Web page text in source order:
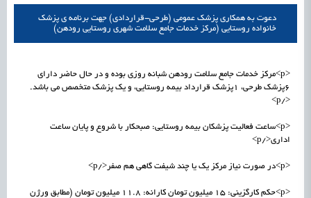
دعوت به همکاری پزشک عمومی (طرحی-قراردادی) جهت برنامه ی پزشک
خانواده روستایی (مرکز خدمات جامع سلامت شهری روستایی رودهن)
<p>مرکز خدمات جامع سلامت رودهن شبانه روزی بوده و در حال حاضر دارای
۶پزشک طرحی، ۱پزشک قرارداد بیمه روستایی، و یک پزشک متخصص می باشد.
</p>
<p>ساعت فعالیت پزشکان بیمه روستایی: صبحکار با شروع و پایان ساعت
اداری</p>
<p>در صورت نیاز مرکز یک یا چند شیفت گاهی هم صفر</p>
<p>حکم کارگزینی: ۱۵ میلیون تومان کارانه: ۱۱.8 میلیون تومان (مطابق ورژن